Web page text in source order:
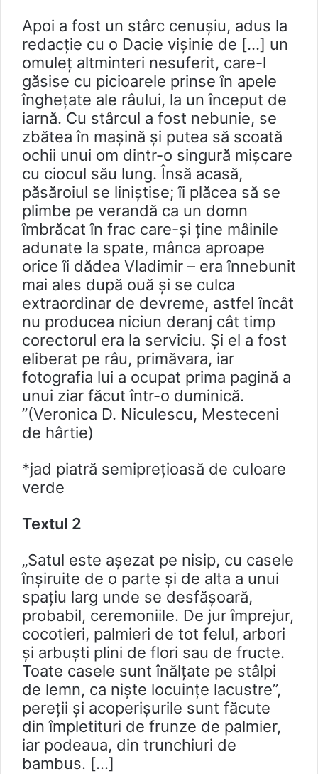
Apoi a fost un stârc cenuşiu, adus la
redacție cu o Dacie vişinie de […] un
omuleţ altminteri nesuferit, care-l
găsise cu picioarele prinse în apele
înghețate ale râului, la un început de
iarnă. Cu stârcul a fost nebunie, se
zbătea în maşină şi putea să scoată
ochii unui om dintr-o singură mișcare
cu ciocul său lung. Însă acasă,
păsăroiul se liniştise; îi plăcea să se
plimbe pe verandă ca un domn
îmbrăcat în frac care-şi ţine mâinile
adunate la spate, mânca aproape
orice îi dădea Vladimir – era înnebunit
mai ales după ouă și se culca
extraordinar de devreme, astfel încât
nu producea niciun deranj cât timp
corectorul era la serviciu. Şi el a fost
eliberat pe râu, primăvara, iar
fotografia lui a ocupat prima pagină a
unui ziar făcut într-o duminică.
”(Veronica D. Niculescu, Mesteceni
de hârtie)
*jad piatră semiprețioasă de culoare
verde
Textul 2
„Satul este aşezat pe nisip, cu casele
înşiruite de o parte şi de alta a unui
spațiu larg unde se desfăşoară,
probabil, ceremoniile. De jur împrejur,
cocotieri, palmieri de tot felul, arbori
şi arbuşti plini de flori sau de fructe.
Toate casele sunt înălțate pe stâlpi
de lemn, ca niște locuințe lacustre”,
pereţii şi acoperişurile sunt făcute
din împletituri de frunze de palmier,
iar podeaua, din trunchiuri de
bambus. […]